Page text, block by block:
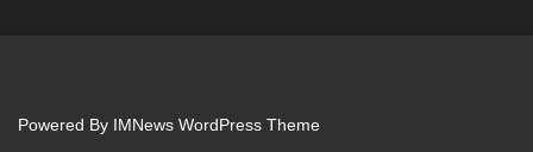
Powered By IMNews WordPress Theme